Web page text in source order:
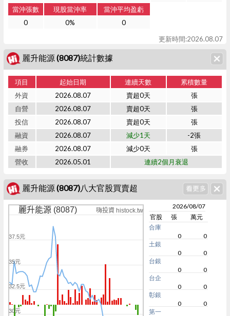
當沖張數 現股當沖率
當沖平均盈虧
0
0%
0
更新時間:2026.08.07
麗升能源 (8087)統計數據
項目 起始日期 連續天數
累積數量
外資
2026.08.07 賣超0天
張
自營
2026.08.07 賣超0天
張
投信
2026.08.07 賣超0天
張
融資
2026.08.07 減少1天
-2張
融券
2026.08.07 減少0天
張
營收
2026.05.01 連續2個月衰退
麗升能源 (8087)八大官股買賣超
麗升能源 (8087) 嗨投資 histock.tw
30元
32.5元
35元
37.5元
2026/08/07
官股
張
萬元
合庫
0
0
土銀
0
0
台銀
0
0
台企
0
0
彰銀
0
0
第一